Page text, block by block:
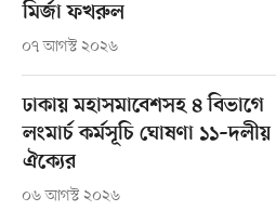
মির্জা ফখরুল
০৭ আগস্ট ২০২৬
ঢাকায় মহাসমাবেশসহ ৪ বিভাগে
লংমার্চ কর্মসূচি ঘোষণা ১১–দলীয়
ঐক্যের
০৬ আগস্ট ২০২৬